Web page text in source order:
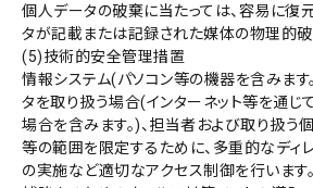
個人データの破棄に当たっては、容易に復
タが記載または記録された媒体の物理的破
(5)技術的安全管理措置
情報システム(パソコン等の機器を含みます
タを取り扱う場合(インターネット等を通じ
場合を含みます。)、担当者および取り扱う
等の範囲を限定するために、多重的なディ
の実施など適切なアクセス制御を行います